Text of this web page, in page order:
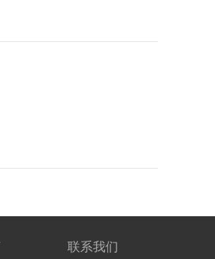
联系我们